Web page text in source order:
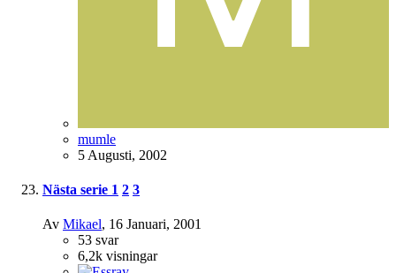
mumle
5 Augusti, 2002
Nästa serie 1 2 3
Av Mikael, 16 Januari, 2001
53 svar
6,2k visningar